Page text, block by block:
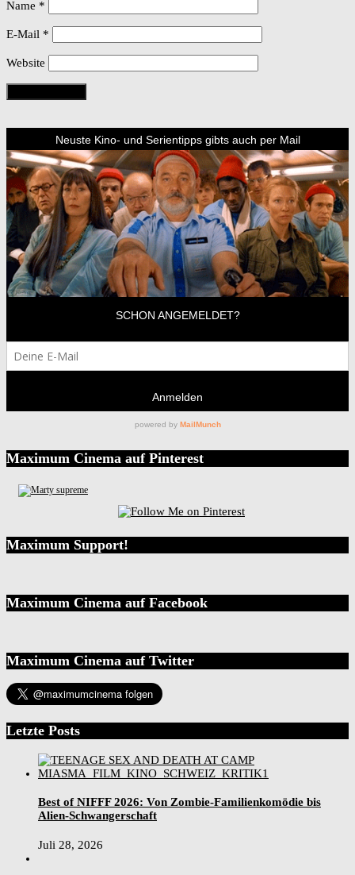
Name *
E-Mail *
Website
Maximum Cinema auf Pinterest
Maximum Support!
Maximum Cinema auf Facebook
Maximum Cinema auf Twitter
Letzte Posts
Best of NIFFF 2026: Von Zombie-Familienkomödie bis
Alien-Schwangerschaft
Juli 28, 2026